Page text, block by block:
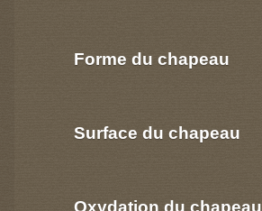
Forme du chapeau
Surface du chapeau
Oxydation du chapeau